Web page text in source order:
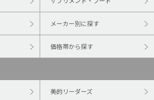
メーカー別に探す
価格帯から探す
美的リーダーズ